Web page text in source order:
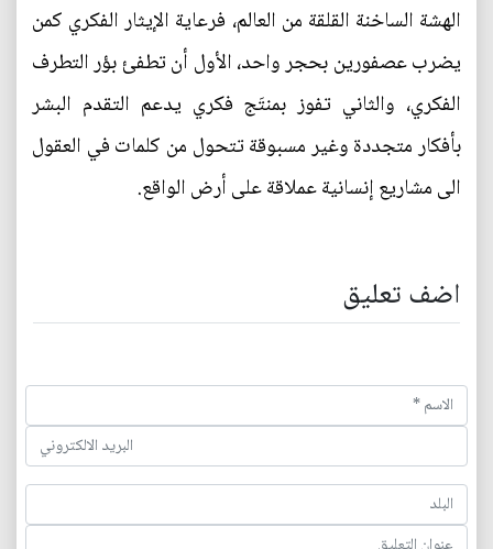
الهشة الساخنة القلقة من العالم، فرعاية الإيثار الفكري كمن
يضرب عصفورين بحجر واحد، الأول أن تطفئ بؤر التطرف
الفكري، والثاني تفوز بمنتَج فكري يدعم التقدم البشر
بأفكار متجددة وغير مسبوقة تتحول من كلمات في العقول
الى مشاريع إنسانية عملاقة على أرض الواقع.
اضف تعليق